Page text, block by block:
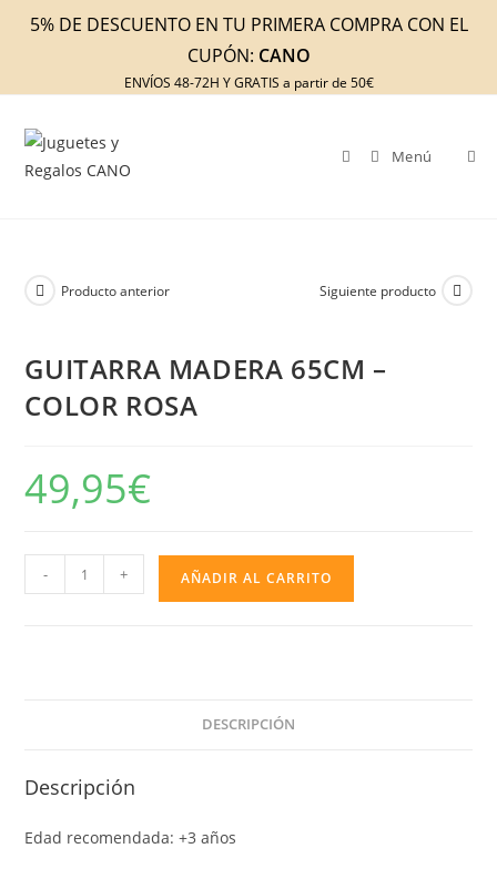
5% DE DESCUENTO EN TU PRIMERA COMPRA CON EL
CUPÓN: CANO
ENVÍOS 48-72H Y GRATIS a partir de 50€
Menú
Producto anterior Siguiente producto
GUITARRA MADERA 65CM –
COLOR ROSA
49,95€
GUITARRA
MADERA
- + AÑADIR AL CARRITO
DESCRIPCIÓN
Descripción
Edad recomendada: +3 años